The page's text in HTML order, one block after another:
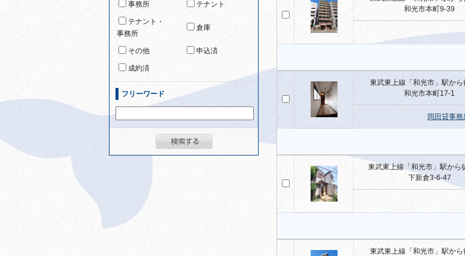
和光市本町9-39
東武東上線「和光市」駅か
和光市本町17-1
岡田貸事
東武東上線「和光市」駅から
下新倉3-6-47
東武東上線「和光市」駅か
事務所 テナント
テナント・
事務所
倉庫
その他 申込済
成約済
フリーワード